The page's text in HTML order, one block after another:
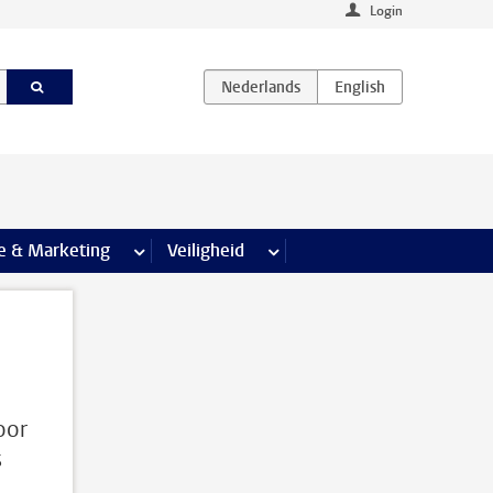
Login
& Marketing meer Communicatie & Marketing pagina’s
Veiligheid meer Veiligheid pagina’s